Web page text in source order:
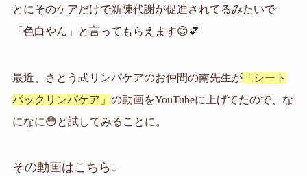
とにそのケアだけで新陳代謝が促進されてるみたいで
「色白やん」と言ってもらえます😊💕
最近、さとう式リンパケアのお仲間の南先生が「シート
パックリンパケア」 の動画をYouTubeに上げてたので、な
になに😳と試してみることに。
その動画はこちら↓